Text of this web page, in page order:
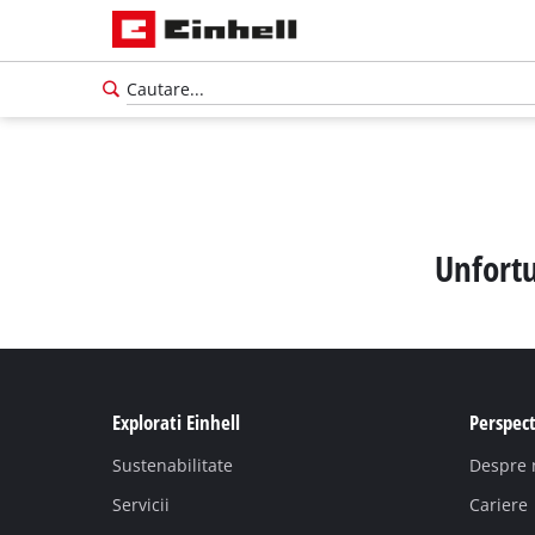
Explorati Einhell
Sustenabilitate
Servicii
Despre
Cariere